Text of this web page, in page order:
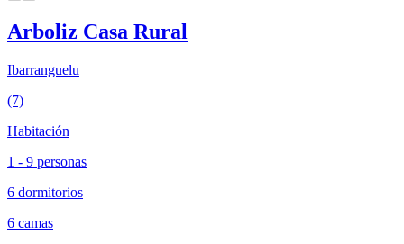
Arboliz Casa Rural
Ibarranguelu
(7)
Habitación
1 - 9 personas
6 dormitorios
6 camas